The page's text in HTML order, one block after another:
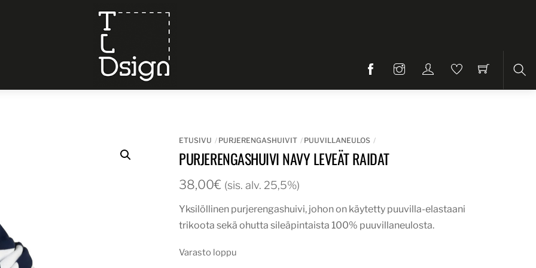
ETUSIVU PURJERENGASHUIVIT PUUVILLANEULOS
PURJERENGASHUIVI NAVY LEVEÄT RAIDAT
38,00€ (sis. alv. 25,5%)
Yksilöllinen purjerengashuivi, johon on käytetty puuvilla-elastaani
trikoota sekä ohutta sileäpintaista 100% puuvillaneulosta.
Varasto loppu